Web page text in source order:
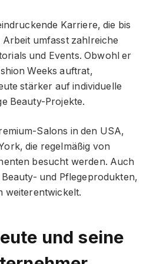
Karriere, die bis
umfasst zahlreiche
und Events. Obwohl er
Weeks auftrat,
stärker auf individuelle
Beauty-Projekte.
Salons in den USA,
die regelmäßig von
besucht werden. Auch
und Pflegeprodukten,
weiterentwickelt.
und seine